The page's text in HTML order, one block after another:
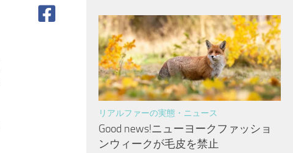
リアルファーの実態・ニュース
Good news!ニューヨークファッショ
ンウィークが毛皮を禁止